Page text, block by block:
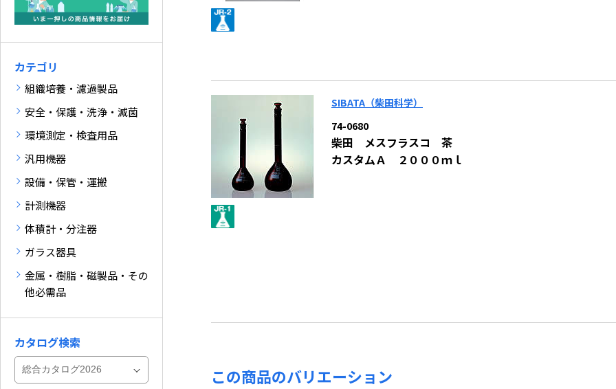
SIBATA（柴田科学）
74-0680
柴田 メスフラスコ 茶
カスタムＡ ２０００ｍｌ
この商品のバリエーション
カテゴリ
組織培養・濾過製品
安全・保護・洗浄・滅菌
環境測定・検査用品
汎用機器
設備・保管・運搬
計測機器
体積計・分注器
ガラス器具
金属・樹脂・磁製品・その
他必需品
カタログ検索